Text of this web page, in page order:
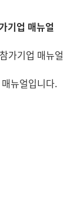
기업 매뉴얼
가기업 매뉴얼
뉴얼입니다.